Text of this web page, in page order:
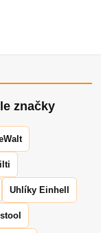
značky
Uhlíky Einhell